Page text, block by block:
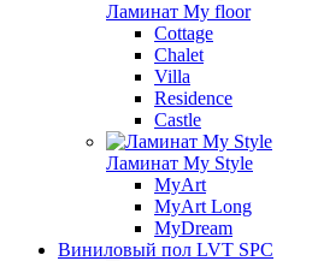
Ламинат My floor
Cottage
Chalet
Villa
Residence
Castle
Ламинат My Style
MyArt
MyArt Long
MyDream
Виниловый пол LVT SPC